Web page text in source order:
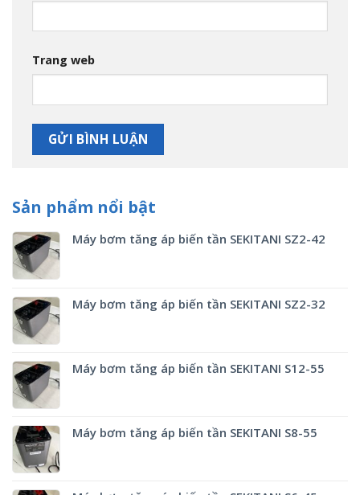
Trang web
Sản phẩm nổi bật
Máy bơm tăng áp biến tần SEKITANI SZ2-42
Máy bơm tăng áp biến tần SEKITANI SZ2-32
Máy bơm tăng áp biến tần SEKITANI S12-55
Máy bơm tăng áp biến tần SEKITANI S8-55